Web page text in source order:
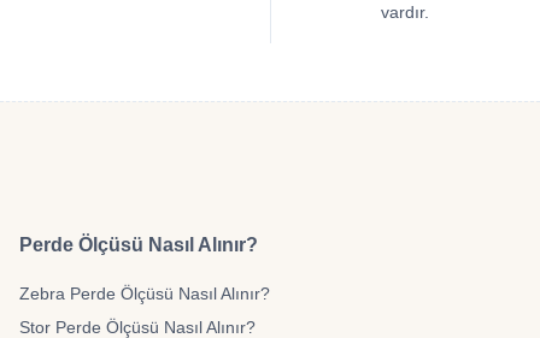
vardır.
Perde Ölçüsü Nasıl Alınır?
Zebra Perde Ölçüsü Nasıl Alınır?
Stor Perde Ölçüsü Nasıl Alınır?